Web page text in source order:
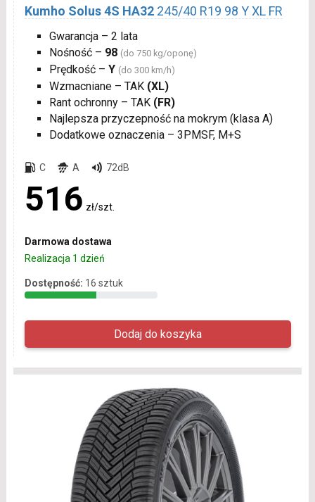
Kumho Solus 4S HA32 245/40 R19 98 Y XL FR
Gwarancja – 2 lata
Nośność – 98 (do 750 kg/oponę)
Prędkość – Y (do 300 km/h)
Wzmacniane – TAK (XL)
Rant ochronny – TAK (FR)
Najlepsza przyczepność na mokrym (klasa A)
Dodatkowe oznaczenia – 3PMSF, M+S
C A 72dB
516 zł/szt.
Darmowa dostawa
Realizacja 1 dzień
Dostępność: 16 sztuk